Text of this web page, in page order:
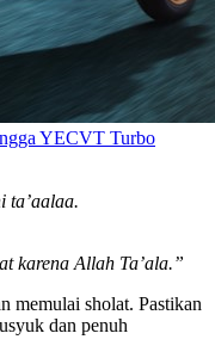
YECVT Turbo
ta’aalaa.
karena Allah Ta’ala.”
memulai sholat. Pastikan
dan penuh